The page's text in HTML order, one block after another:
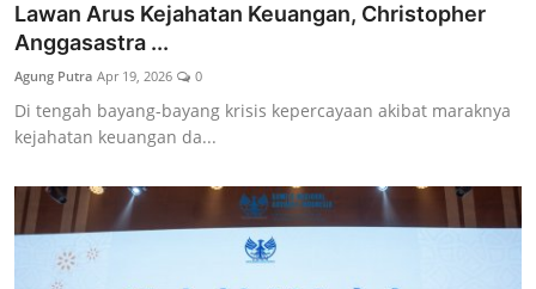
Lawan Arus Kejahatan Keuangan, Christopher
Anggasastra ...
Agung Putra Apr 19, 2026 0
Di tengah bayang-bayang krisis kepercayaan akibat maraknya
kejahatan keuangan da...